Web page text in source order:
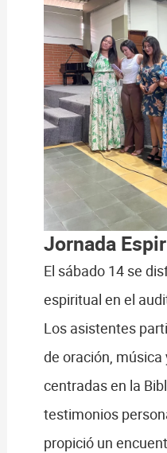
Jornada
El sábado 14 se
espiritual en el
Los asistentes
de oración,
centradas en la
testimonios
propició un